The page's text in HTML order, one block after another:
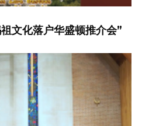
文化落户华盛顿推介会”